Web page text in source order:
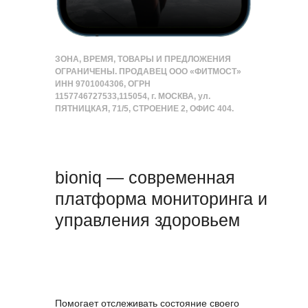
ЗОНА, ВРЕМЯ, ТОВАРЫ И ПРЕДЛОЖЕНИЯ
ОГРАНИЧЕНЫ. ПРОДАВЕЦ ООО «ФИТМОСТ»
ИНН 9701004306, ОГРН
1157746727533,115054, г. МОСКВА, ул.
ПЯТНИЦКАЯ, 71/5, СТРОЕНИЕ 2, ОФИС 404.
bioniq — cовременная
платформа мониторинга и
управления здоровьем
Помогает отслеживать состояние своего